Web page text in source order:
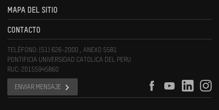
MAPA DEL SITIO
CONTACTO
TELÉFONO: (51) 626-2000 , ANEXO 5581
PONTIFICIA UNIVERSIDAD CATOLICA DEL PERU
RUC: 20155945860
ENVIAR MENSAJE